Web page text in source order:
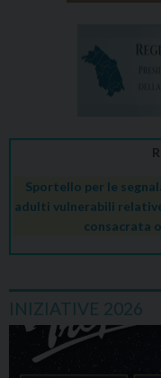
Sportello per le
adulti vulnerabili
consacrata
INIZIATIVE 2026